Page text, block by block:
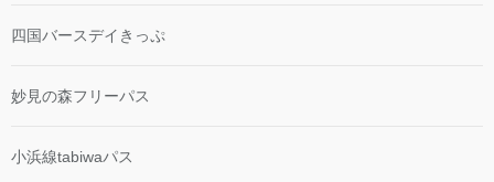
四国バースデイきっぷ
妙見の森フリーパス
小浜線tabiwaパス